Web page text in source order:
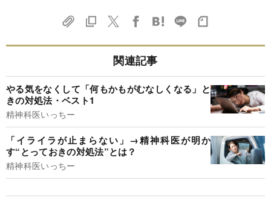
関連記事
やる気をなくして「何もかもがむなしくなる」と
きの対処法・ベスト1
精神科医いっちー
「イライラが止まらない」→精神科医が明か
す“とっておきの対処法”とは？
精神科医いっちー